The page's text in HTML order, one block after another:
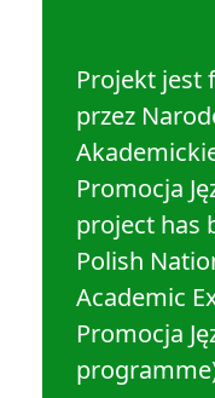
Projekt jest
przez
Promocja
project has
Polish
Academic
Promocja